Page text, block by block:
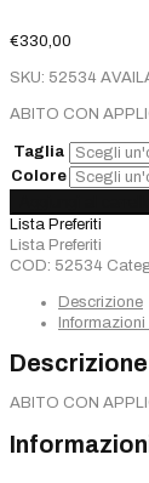
€330,00
SKU: 52534
ABITO CON
Taglia
Colore
Carla
Ruiz
MARIN
Lista Preferiti
Lista Preferiti
COD: 52534
Descrizione
Descrizione
ABITO CON